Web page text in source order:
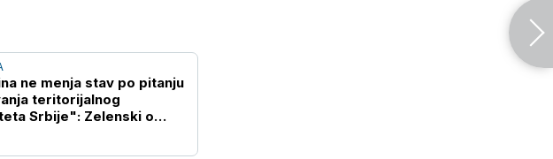
ne menja stav po pitanju
teritorijalnog
Srbije": Zelenski o